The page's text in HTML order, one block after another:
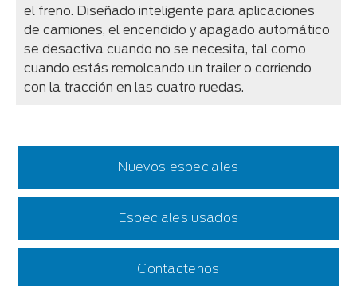
el freno. Diseñado inteligente para aplicaciones
de camiones, el encendido y apagado automático
se desactiva cuando no se necesita, tal como
cuando estás remolcando un trailer o corriendo
con la tracción en las cuatro ruedas.
Nuevos especiales
Especiales usados
Contactenos